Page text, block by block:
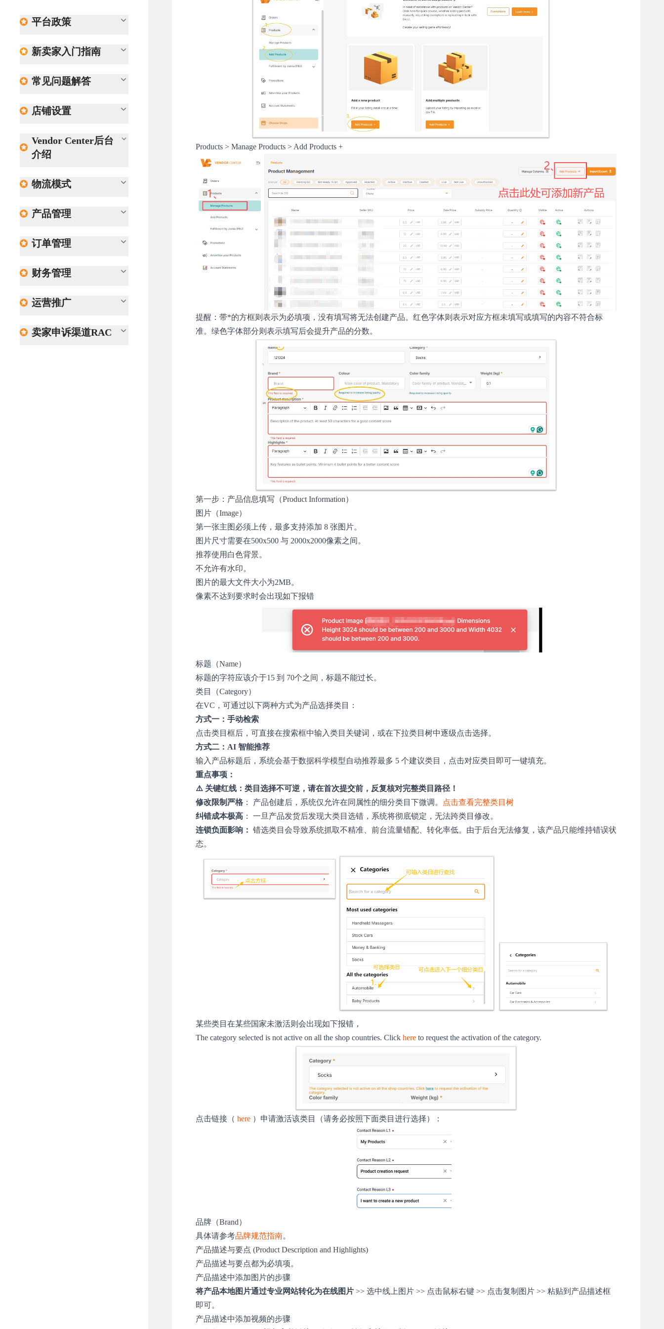
平台政策
新卖家入门指南
常见问题解答
店铺设置
Vendor Center后台
介绍
物流模式
产品管理
订单管理
财务管理
运营推广
卖家申诉渠道RAC
Products > Manage Products > Add Products +
提醒：带*的方框则表示为必填项，没有填写将无法创建产品。红色字体则表示对应方框未填写或填写的内容不符合标
准。绿色字体部分则表示填写后会提升产品的分数。
第一步：产品信息填写（Product Information）
图片（Image）
第一张主图必须上传，最多支持添加 8 张图片。
图片尺寸需要在500x500 与 2000x2000像素之间。
推荐使用白色背景。
不允许有水印。
图片的最大文件大小为2MB。
像素不达到要求时会出现如下报错
标题（Name）
标题的字符应该介于15 到 70个之间，标题不能过长。
类目（Category）
在VC，可通过以下两种方式为产品选择类目：
方式一：手动检索
点击类目框后，可直接在搜索框中输入类目关键词，或在下拉类目树中逐级点击选择。
方式二：AI 智能推荐
输入产品标题后，系统会基于数据科学模型自动推荐最多 5 个建议类目，点击对应类目即可一键填充。
重点事项：
⚠️ 关键红线：类目选择不可逆，请在首次提交前，反复核对完整类目路径！
修改限制严格 ： 产品创建后，系统仅允许在同属性的细分类目下微调。
点击查看完整类目树
纠错成本极高 ： 一旦产品发货后发现大类目选错，系统将彻底锁定，无法跨类目修改。
连锁负面影响： 错选类目会导致系统抓取不精准、前台流量错配、转化率低。由于后台无法修复，该产品只能维持错误状
态。
某些类目在某些国家未激活则会出现如下报错，
The category selected is not active on all the shop countries. Click here to request the activation of the category.
点击链接（ here ）申请激活该类目（请务必按照下面类目进行选择）：
品牌（Brand）
具体请参考品牌规范指南。
产品描述与要点 (Product Description and Highlights)
产品描述与要点都为必填项。
产品描述中添加图片的步骤
将产品本地图片通过专业网站转化为在线图片 >> 选中线上图片 >> 点击鼠标右键 >> 点击复制图片 >> 粘贴到产品描述框
即可。
产品描述中添加视频的步骤